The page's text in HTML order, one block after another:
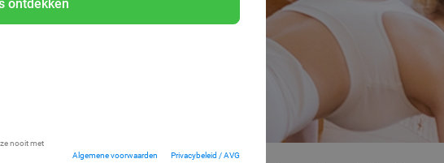
ontdekken
nooit met
Algemene voorwaarden Privacybeleid / AVG